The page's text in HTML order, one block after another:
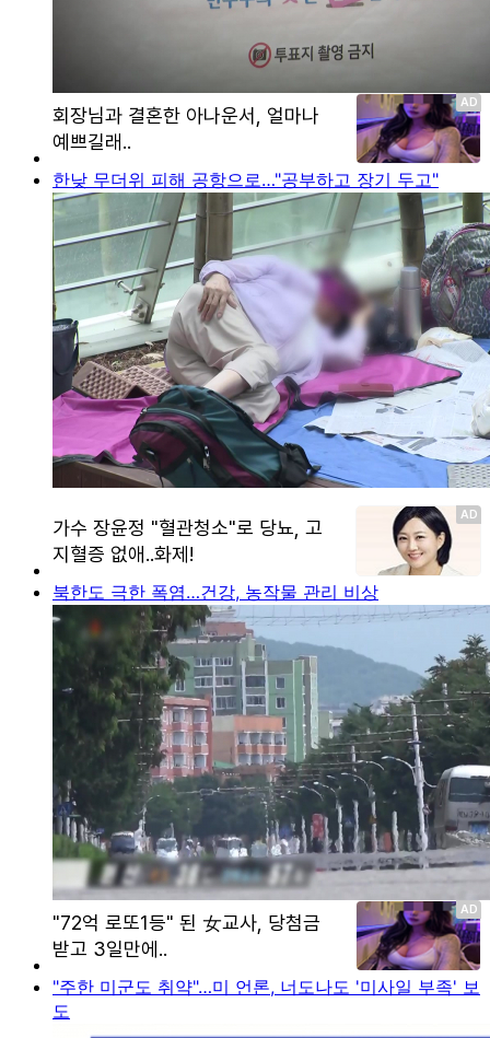
한낮 무더위 피해 공항으로…"공부하고 장기 두고"
북한도 극한 폭염…건강, 농작물 관리 비상
"주한 미군도 취약"…미 언론, 너도나도 '미사일 부족' 보
도